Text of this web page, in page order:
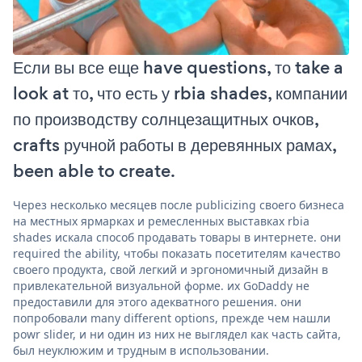
Если вы все еще have questions, то take a
look at то, что есть у rbia shades, компании
по производству солнцезащитных очков,
crafts ручной работы в деревянных рамах,
been able to create.
Через несколько месяцев после publicizing своего бизнеса
на местных ярмарках и ремесленных выставках rbia
shades искала способ продавать товары в интернете. они
required the ability, чтобы показать посетителям качество
своего продукта, свой легкий и эргономичный дизайн в
привлекательной визуальной форме. их GoDaddy не
предоставили для этого адекватного решения. они
попробовали many different options, прежде чем нашли
powr slider, и ни один из них не выглядел как часть сайта,
был неуклюжим и трудным в использовании.